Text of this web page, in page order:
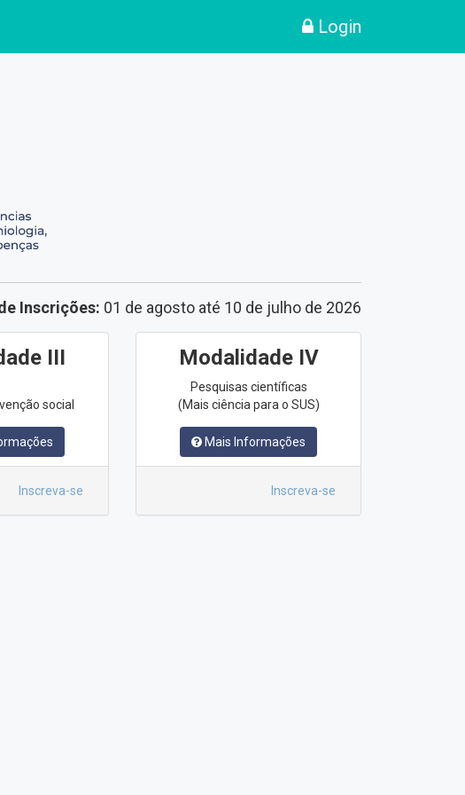
Login
Inscrições: 01 de agosto até 10 de julho de 2026
III
social
Inscreva-se
Modalidade IV
Pesquisas científicas
(Mais ciência para o SUS)
Mais Informações
Inscreva-se